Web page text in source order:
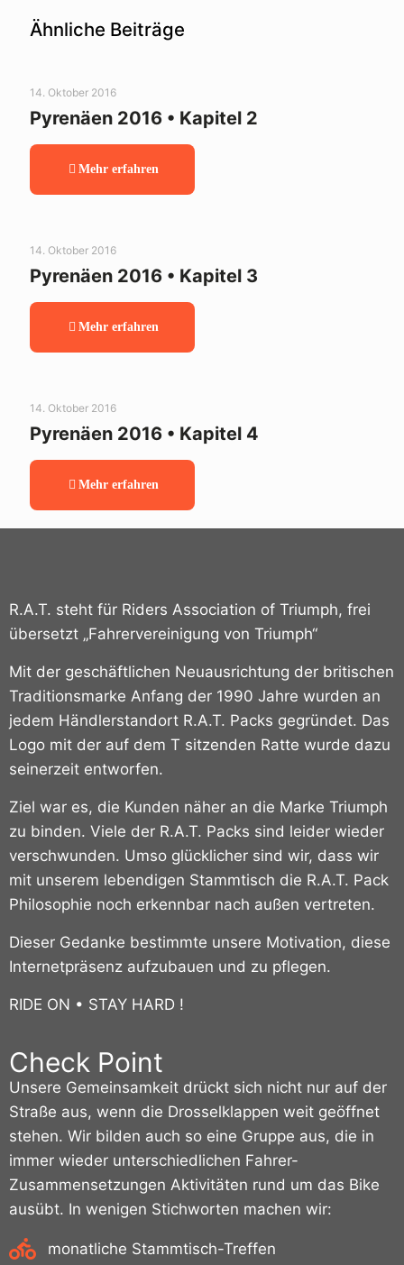
Ähnliche Beiträge
14. Oktober 2016
Pyrenäen 2016 • Kapitel 2
Mehr erfahren
14. Oktober 2016
Pyrenäen 2016 • Kapitel 3
Mehr erfahren
14. Oktober 2016
Pyrenäen 2016 • Kapitel 4
Mehr erfahren
R.A.T. steht für Riders Association of Triumph, frei
übersetzt „Fahrervereinigung von Triumph“
Mit der geschäftlichen Neuausrichtung der britischen
Traditionsmarke Anfang der 1990 Jahre wurden an
jedem Händlerstandort R.A.T. Packs gegründet. Das
Logo mit der auf dem T sitzenden Ratte wurde dazu
seinerzeit entworfen.
Ziel war es, die Kunden näher an die Marke Triumph
zu binden. Viele der R.A.T. Packs sind leider wieder
verschwunden. Umso glücklicher sind wir, dass wir
mit unserem lebendigen Stammtisch die R.A.T. Pack
Philosophie noch erkennbar nach außen vertreten.
Dieser Gedanke bestimmte unsere Motivation, diese
Internetpräsenz aufzubauen und zu pflegen.
RIDE ON • STAY HARD !
Check Point
Unsere Gemeinsamkeit drückt sich nicht nur auf der
Straße aus, wenn die Drosselklappen weit geöffnet
stehen. Wir bilden auch so eine Gruppe aus, die in
immer wieder unterschiedlichen Fahrer-
Zusammensetzungen Aktivitäten rund um das Bike
ausübt. In wenigen Stichworten machen wir:
monatliche Stammtisch-Treffen